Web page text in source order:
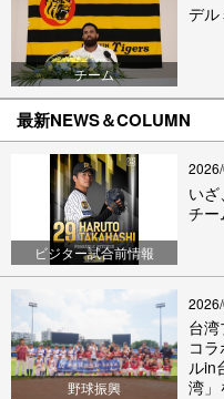
チーム
デル
最新NEWS＆COLUMN
ビジター試合前情報
い
チー
野球振興
台
コ
ルin
湾」